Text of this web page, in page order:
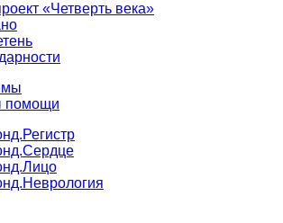
«Четверть века»
помощи
Регистр
Сердце
Лицо
Неврология